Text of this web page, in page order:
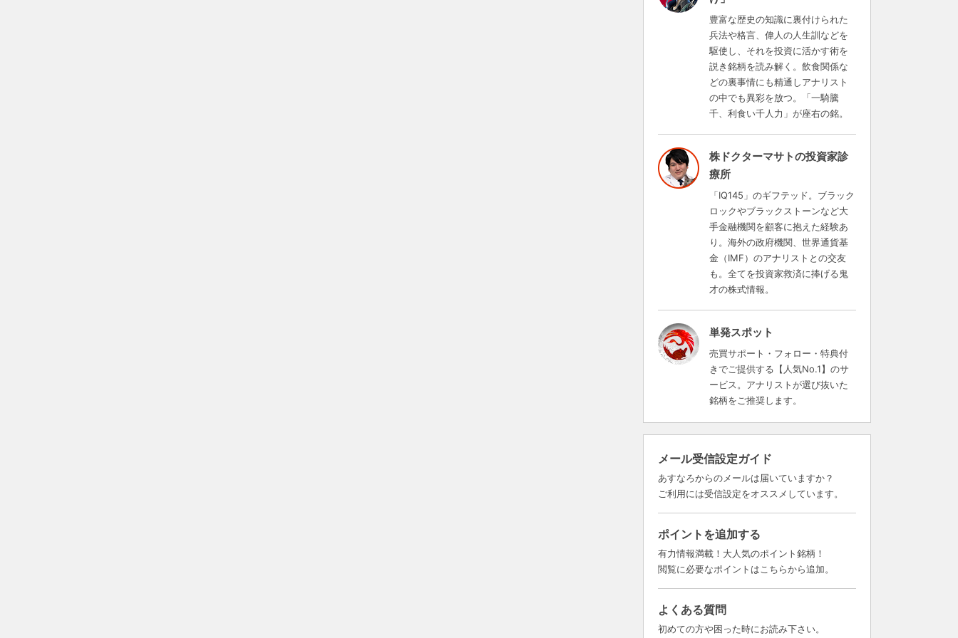
豊富な歴史の知識に裏付けられた
兵法や格言、偉人の人生訓などを
駆使し、それを投資に活かす術を
説き銘柄を読み解く。飲食関係な
どの裏事情にも精通しアナリスト
の中でも異彩を放つ。「一騎騰
千、利食い千人力」が座右の銘。
株ドクターマサトの投資家診
療所
「IQ145」のギフテッド。ブラック
ロックやブラックストーンなど大
手金融機関を顧客に抱えた経験あ
り。海外の政府機関、世界通貨基
金（IMF）のアナリストとの交友
も。全てを投資家救済に捧げる鬼
才の株式情報。
単発スポット
売買サポート・フォロー・特典付
きでご提供する【人気No.1】のサ
ービス。アナリストが選び抜いた
銘柄をご推奨します。
メール受信設定ガイド
あすなろからのメールは届いていますか？
ご利用には受信設定をオススメしています。
ポイントを追加する
有力情報満載！大人気のポイント銘柄！
閲覧に必要なポイントはこちらから追加。
よくある質問
初めての方や困った時にお読み下さい。